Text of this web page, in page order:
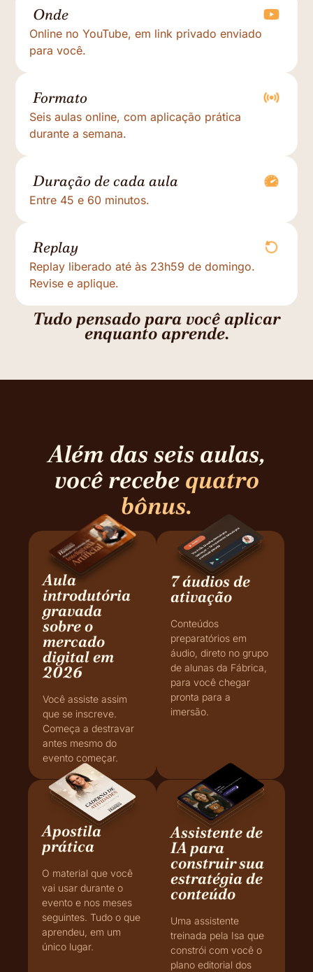
Onde
Online no YouTube, em link privado enviado
para você.
Formato
Seis aulas online, com aplicação prática
durante a semana.
Duração de cada aula
Entre 45 e 60 minutos.
Replay
Replay liberado até às 23h59 de domingo.
Revise e aplique.
Tudo pensado para você aplicar
enquanto aprende.
Além das seis aulas,
você recebe quatro
bônus.
Aula
introdutória
gravada
sobre o
mercado
digital em
2026
Você assiste assim
que se inscreve.
Começa a destravar
antes mesmo do
evento começar.
7 áudios de
ativação
Conteúdos
preparatórios em
áudio, direto no grupo
de alunas da Fábrica,
para você chegar
pronta para a
imersão.
Apostila
prática
O material que você
vai usar durante o
evento e nos meses
seguintes. Tudo o que
aprendeu, em um
único lugar.
Assistente de
IA para
construir sua
estratégia de
conteúdo
Uma assistente
treinada pela Isa que
constrói com você o
plano editorial dos